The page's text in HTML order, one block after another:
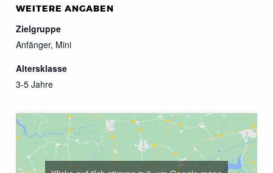
WEITERE ANGABEN
Zielgruppe
Anfänger, Mini
Altersklasse
3-5 Jahre